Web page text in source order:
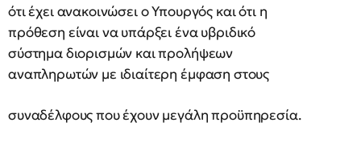
ότι έχει ανακοινώσει ο Υπουργός και ότι η
πρόθεση είναι να υπάρξει ένα υβριδικό
σύστημα διορισμών και προλήψεων
αναπληρωτών με ιδιαίτερη έμφαση στους
συναδέλφους που έχουν μεγάλη προϋπηρεσία.